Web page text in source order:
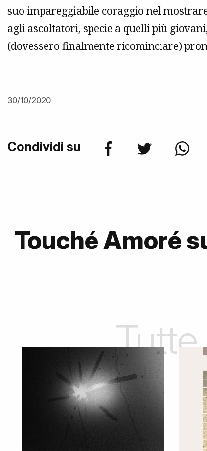
suo impareggiabile coraggio nel
agli ascoltatori, specie a quelli più
(dovessero finalmente ricominciare)
30/10/2020
Condividi su
Touché Amoré